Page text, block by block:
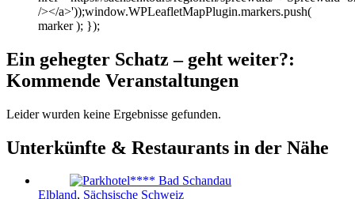
/></a>'));window.WPLeafletMapPlugin.markers.push(
marker ); });
Ein gehegter Schatz – geht weiter?:
Kommende Veranstaltungen
Leider wurden keine Ergebnisse gefunden.
Unterkünfte & Restaurants in der Nähe
Elbland, Sächsische Schweiz